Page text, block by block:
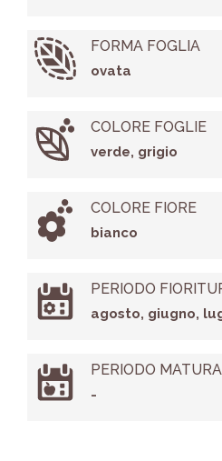
FORMA FOGLIA
ovata
COLORE FOGLIE
verde, grigio
COLORE FIORE
bianco
PERIODO
agosto, giugno,
PERIODO
-